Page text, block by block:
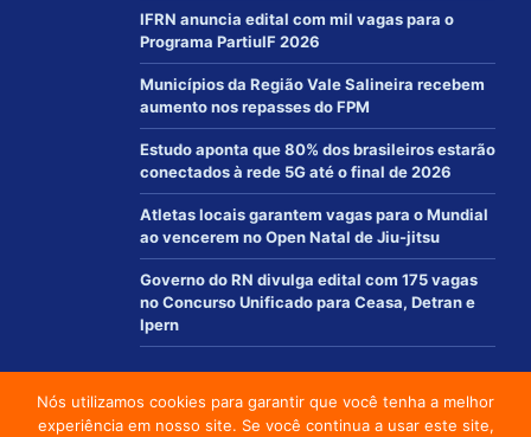
IFRN anuncia edital com mil vagas para o
Programa PartiuIF 2026
Municípios da Região Vale Salineira recebem
aumento nos repasses do FPM
Estudo aponta que 80% dos brasileiros estarão
conectados à rede 5G até o final de 2026
Atletas locais garantem vagas para o Mundial
ao vencerem no Open Natal de Jiu-jitsu
Governo do RN divulga edital com 175 vagas
no Concurso Unificado para Ceasa, Detran e
Ipern
© 2012 - 2021 | www.macaurn.com.br - Todos os direitos reservados
Desenvolvido por:
Nós utilizamos cookies para garantir que você tenha a melhor
experiência em nosso site. Se você continua a usar este site,